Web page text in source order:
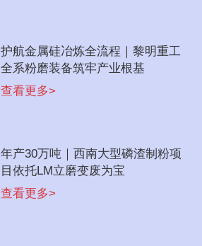
护航金属硅冶炼全流程｜黎明重工
全系粉磨装备筑牢产业根基
查看更多>
年产30万吨｜西南大型磷渣制粉项
目依托LM立磨变废为宝
查看更多>